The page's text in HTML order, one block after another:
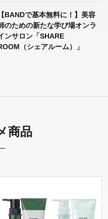
【BANDで基本無料に！】美容
のための新たな学び場オンラ
ンサロン「SHARE
（シェアルーム）」
商品